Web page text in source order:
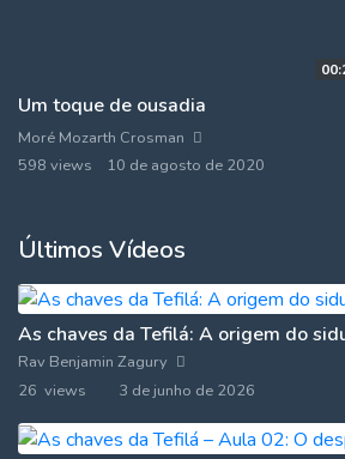
Um toque de ousadia
Moré Mozarth Crosman
598 views
10 de agosto de 2020
Últimos Vídeos
As chaves da Tefilá: A origem do
Rav Benjamin Zagury
26 views
3 de junho de 2026